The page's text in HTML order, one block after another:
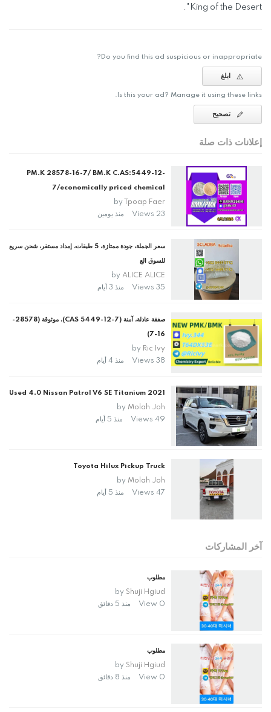
"King of the Desert.
Do you find this ad suspicious or inappropriate?
ابلغ
Is this your ad? Manage it using these links.
تصحيح
إعلانات ذات صلة
PM.K 28578-16-7/ BM.K C.AS:5449-12-
7/economically priced chemical
by
Tpoap Faer
23 Views
منذ يومين
سعر الجملة، جودة ممتازة، 5 طبقات، إمداد مستقر، شحن سريع
للسوق الع
by ALICE ALICE
35 Views
منذ 3 أيام
صفقة عادلة، آمنة (CAS 5449-12-7)، موثوقة (28578-
16-7)
by Ric Ivy
38 Views
منذ 4 أيام
2021 Used 4.0 Nissan Patrol V6 SE Titanium
by Molah Joh
49 Views
منذ 5 أيام
Toyota Hilux Pickup Truck
by Molah Joh
47 Views
منذ 5 أيام
آخر المشاركات
مطلوب
by Shuji Hgiud
0 View
منذ 5 دقائق
مطلوب
by Shuji Hgiud
0 View
منذ 8 دقائق